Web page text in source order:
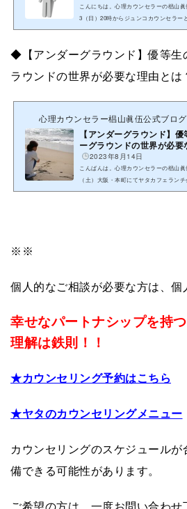
こんにちは。心理カウンセラーの椙山
3（日）20時からジュンコカウンセラー
ーマは「秘密のお悩み」大特集！！・
◆【アンダーグラウンド】優等生
ラウンドの世界が必要な理由とは
心理カウンセラー椙山眞伍公式ブログ
【アンダーグラウンド】
ーグラウンドの世界が必要
2023年8月14日
こんばんは。心理カウンセラーの椙山
（土）大阪・本町にてヤタカフェラン
でのランチ会。皆さんとお逢いできる
※※
個人的なご相談が必要な方は、個
幸せなパートナシップを持
理解は鉄則！！
★カウンセリング予約はこちら
★ヤタのカウンセリングメニュー
カウンセリングのスケジュール
備できる可能性があります。
ご希望の方は、一度お問い合わせ